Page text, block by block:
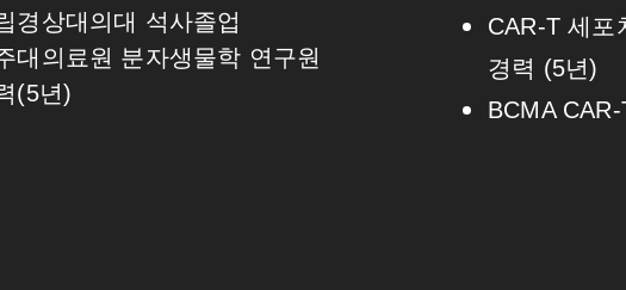
경상대의대 석사졸업
대의료원 분자생물학 연구원
(5년)
CAR-T 세포
경력 (5년)
BCMA